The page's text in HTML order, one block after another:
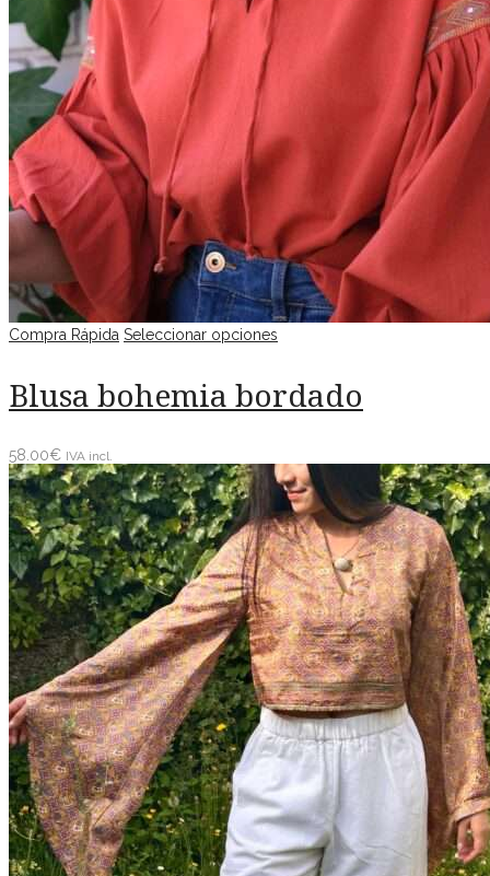
Compra Rápida Seleccionar opciones
Blusa bohemia bordado
58.00€ IVA incl.